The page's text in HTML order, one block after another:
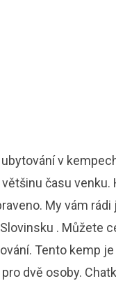
v
času venku.
My vám
. Můžete
Tento kemp
dvě osoby.